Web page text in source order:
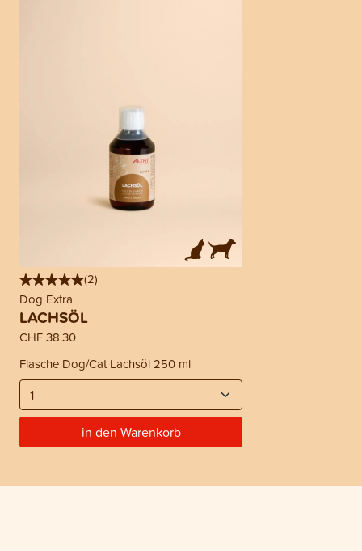
(2)
Dog Extra
LACHSÖL
CHF 38.30
Flasche Dog/Cat Lachsöl 250 ml
in den Warenkorb